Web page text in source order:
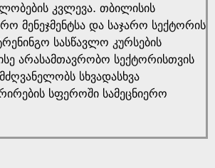
კვლევა. თბილისის
მენეჯმენტსა და საჯარო სექტორის
სასწავლო კურსების
არასამთავრობო სექტორისთვის
სხვადასხვა
სფეროში სამეცნიერო